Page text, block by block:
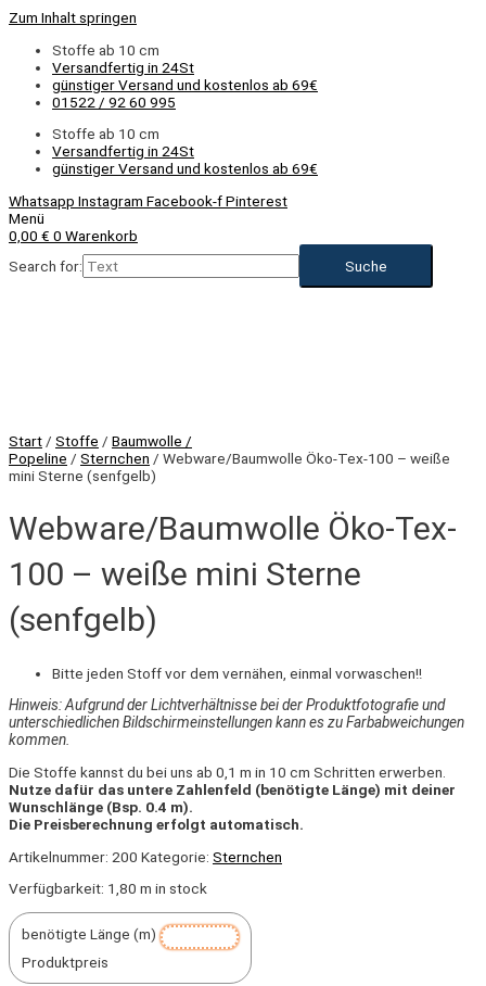
Zum Inhalt springen
Stoffe ab 10 cm
Versandfertig in 24St
günstiger Versand und kostenlos ab 69€
01522 / 92 60 995
Stoffe ab 10 cm
Versandfertig in 24St
günstiger Versand und kostenlos ab 69€
Whatsapp Instagram Facebook-fPinterest
Menü
0,00 € 0 Warenkorb
Search for:
Start / Stoffe / Baumwolle /
Popeline / Sternchen / Webware/Baumwolle Öko-Tex-100 – weiße
mini Sterne (senfgelb)
Webware/Baumwolle Öko-Tex-
100 – weiße mini Sterne
(senfgelb)
Bitte jeden Stoff vor dem vernähen, einmal vorwaschen!!
Hinweis: Aufgrund der Lichtverhältnisse bei der Produktfotografie und
unterschiedlichen Bildschirmeinstellungen kann es zu Farbabweichungen
kommen.
Die Stoffe kannst du bei uns ab 0,1 m in 10 cm Schritten erwerben.
Nutze dafür das untere Zahlenfeld (benötigte Länge) mit deiner
Wunschlänge (Bsp. 0.4 m).
Die Preisberechnung erfolgt automatisch.
Artikelnummer: 200 Kategorie: Sternchen
Verfügbarkeit: 1,80 m in stock
benötigte Länge (m)
Produktpreis